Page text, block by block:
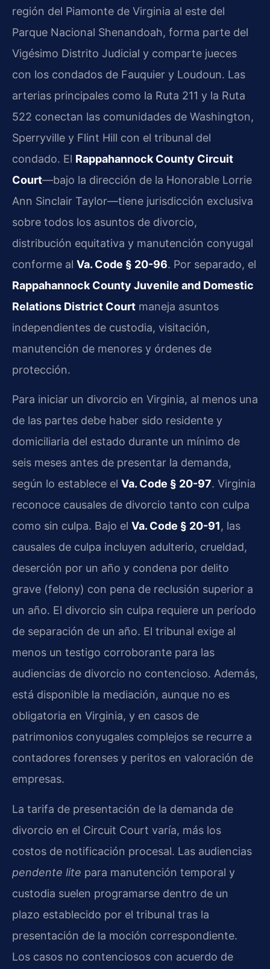
región del Piamonte de Virginia al este del
Parque Nacional Shenandoah, forma parte del
Vigésimo Distrito Judicial y comparte jueces
con los condados de Fauquier y Loudoun. Las
arterias principales como la Ruta 211 y la Ruta
522 conectan las comunidades de Washington,
Sperryville y Flint Hill con el tribunal del
condado. El Rappahannock County Circuit
Court—bajo la dirección de la Honorable Lorrie
Ann Sinclair Taylor—tiene jurisdicción exclusiva
sobre todos los asuntos de divorcio,
distribución equitativa y manutención conyugal
conforme al Va. Code § 20-96. Por separado, el
Rappahannock County Juvenile and Domestic
Relations District Court maneja asuntos
independientes de custodia, visitación,
manutención de menores y órdenes de
protección.
Para iniciar un divorcio en Virginia, al menos una
de las partes debe haber sido residente y
domiciliaria del estado durante un mínimo de
seis meses antes de presentar la demanda,
según lo establece el Va. Code § 20-97. Virginia
reconoce causales de divorcio tanto con culpa
como sin culpa. Bajo el Va. Code § 20-91, las
causales de culpa incluyen adulterio, crueldad,
deserción por un año y condena por delito
grave (felony) con pena de reclusión superior a
un año. El divorcio sin culpa requiere un período
de separación de un año. El tribunal exige al
menos un testigo corroborante para las
audiencias de divorcio no contencioso. Además,
está disponible la mediación, aunque no es
obligatoria en Virginia, y en casos de
patrimonios conyugales complejos se recurre a
contadores forenses y peritos en valoración de
empresas.
La tarifa de presentación de la demanda de
divorcio en el Circuit Court varía, más los
costos de notificación procesal. Las audiencias
pendente lite para manutención temporal y
custodia suelen programarse dentro de un
plazo establecido por el tribunal tras la
presentación de la moción correspondiente.
Los casos no contenciosos con acuerdo de